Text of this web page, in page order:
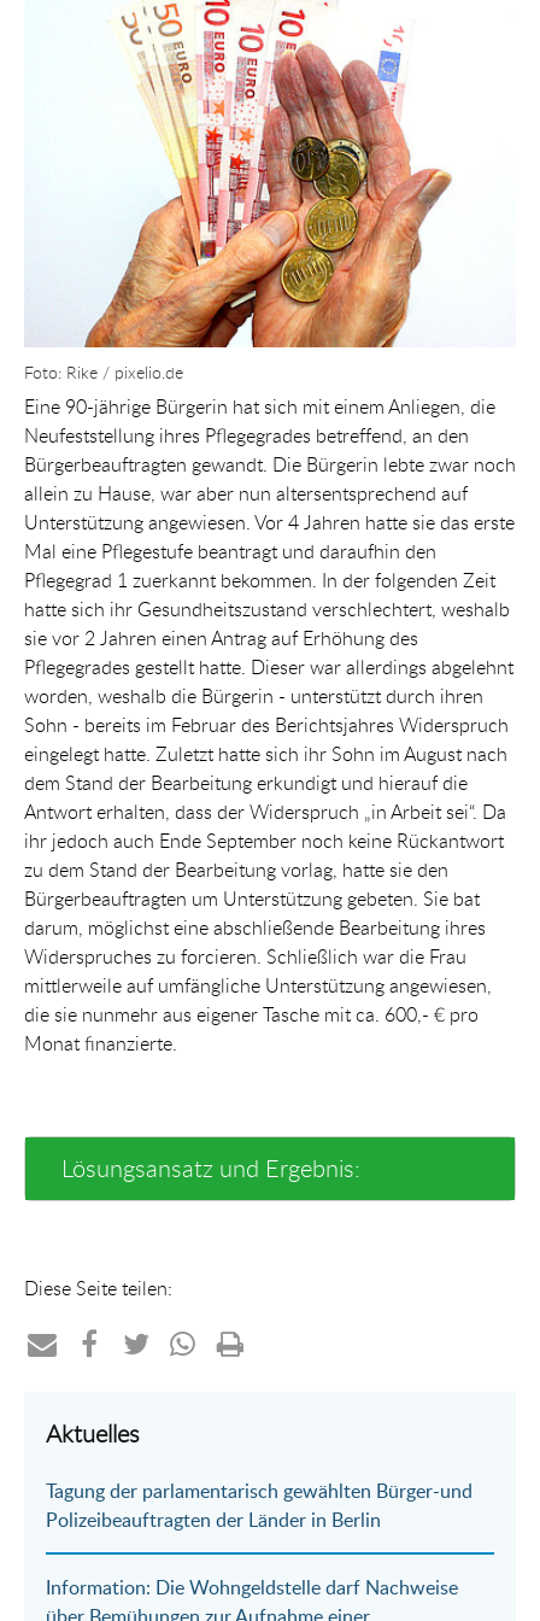
Foto: Rike / pixelio.de
Eine 90-jährige Bürgerin hat sich mit einem Anliegen, die
Neufeststellung ihres Pflegegrades betreffend, an den
Bürgerbeauftragten gewandt. Die Bürgerin lebte zwar noch
allein zu Hause, war aber nun altersentsprechend auf
Unterstützung angewiesen. Vor 4 Jahren hatte sie das erste
Mal eine Pflegestufe beantragt und daraufhin den
Pflegegrad 1 zuerkannt bekommen. In der folgenden Zeit
hatte sich ihr Gesundheitszustand verschlechtert, weshalb
sie vor 2 Jahren einen Antrag auf Erhöhung des
Pflegegrades gestellt hatte. Dieser war allerdings abgelehnt
worden, weshalb die Bürgerin - unterstützt durch ihren
Sohn - bereits im Februar des Berichtsjahres Widerspruch
eingelegt hatte. Zuletzt hatte sich ihr Sohn im August nach
dem Stand der Bearbeitung erkundigt und hierauf die
Antwort erhalten, dass der Widerspruch „in Arbeit sei“. Da
ihr jedoch auch Ende September noch keine Rückantwort
zu dem Stand der Bearbeitung vorlag, hatte sie den
Bürgerbeauftragten um Unterstützung gebeten. Sie bat
darum, möglichst eine abschließende Bearbeitung ihres
Widerspruches zu forcieren. Schließlich war die Frau
mittlerweile auf umfängliche Unterstützung angewiesen,
die sie nunmehr aus eigener Tasche mit ca. 600,- € pro
Monat finanzierte.
Lösungsansatz und Ergebnis:
Diese Seite teilen:
per
Mail
auf
Aktuelles
Tagung der parlamentarisch gewählten Bürger-und
Polizeibeauftragten der Länder in Berlin
Information: Die Wohngeldstelle darf Nachweise